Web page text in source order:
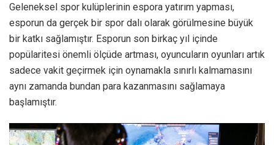
Geleneksel spor kulüplerinin espora yatırım yapması,
esporun da gerçek bir spor dalı olarak görülmesine büyük
bir katkı sağlamıştır. Esporun son birkaç yıl içinde
popülaritesi önemli ölçüde artması, oyuncuların oyunları artık
sadece vakit geçirmek için oynamakla sınırlı kalmamasını
aynı zamanda bundan para kazanmasını sağlamaya
başlamıştır.